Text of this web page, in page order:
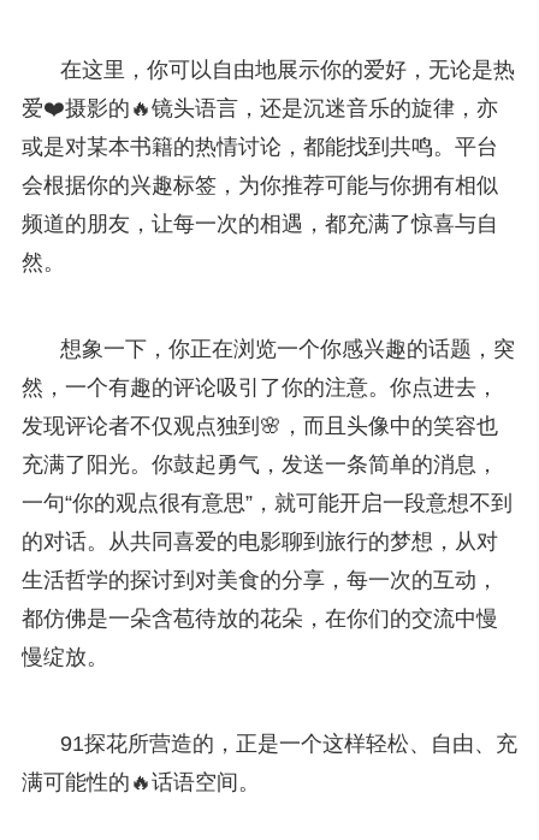
在这里，你可以自由地展示你的爱好，无论是热
爱❤️摄影的🔥镜头语言，还是沉迷音乐的旋律，亦
或是对某本书籍的热情讨论，都能找到共鸣。平台
会根据你的兴趣标签，为你推荐可能与你拥有相似
频道的朋友，让每一次的相遇，都充满了惊喜与自
然。
想象一下，你正在浏览一个你感兴趣的话题，突
然，一个有趣的评论吸引了你的注意。你点进去，
发现评论者不仅观点独到🌸，而且头像中的笑容也
充满了阳光。你鼓起勇气，发送一条简单的消息，
一句“你的观点很有意思”，就可能开启一段意想不到
的对话。从共同喜爱的电影聊到旅行的梦想，从对
生活哲学的探讨到对美食的分享，每一次的互动，
都仿佛是一朵含苞待放的花朵，在你们的交流中慢
慢绽放。
91探花所营造的，正是一个这样轻松、自由、充
满可能性的🔥话语空间。